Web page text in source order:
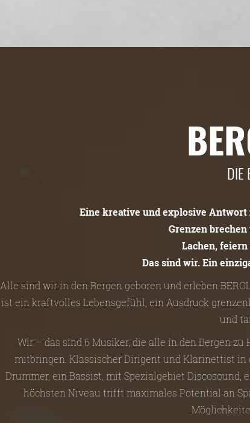
DIE
Eine kreative und explosive
Grenzen brechen
Lachen,
Das sind wir. Ein
Alle sind wir in den Bergen geboren und erleben
ist ein kraftvolles Lebensgefühl, ein Ausdruck
und
Wir – das sind 6 Musiker, die alle in den Bergen
mitbringen. Klassischer Dirigent und Klarinettist in
Drummer, ein Bassist, mit Spezialgebiet
höchsten Niveau trifft maximales Potential an